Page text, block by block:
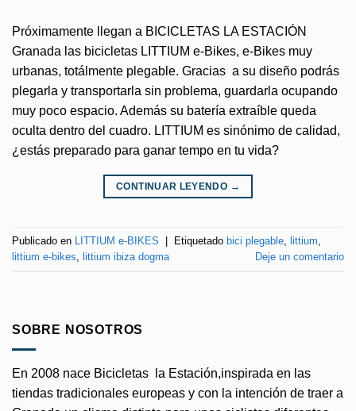
Próximamente llegan a BICICLETAS LA ESTACIÓN
Granada las bicicletas LITTIUM e-Bikes, e-Bikes muy
urbanas, totálmente plegable. Gracias a su diseño podrás
plegarla y transportarla sin problema, guardarla ocupando
muy poco espacio. Además su batería extraíble queda
oculta dentro del cuadro. LITTIUM es sinónimo de calidad,
¿estás preparado para ganar tempo en tu vida?
CONTINUAR LEYENDO →
Publicado en LITTIUM e-BIKES | Etiquetado bici plegable littium
littium e-bikes littium ibiza dogma Deje un comentario
SOBRE NOSOTROS
En 2008 nace Bicicletas la Estación,inspirada en las
tiendas tradicionales europeas y con la intención de traer a